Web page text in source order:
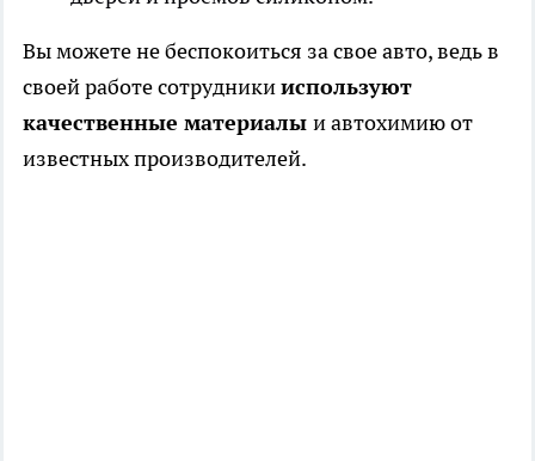
Вы можете не беспокоиться за свое авто, ведь в
своей работе сотрудникииспользуют
качественные материалы и автохимию от
известных производителей.